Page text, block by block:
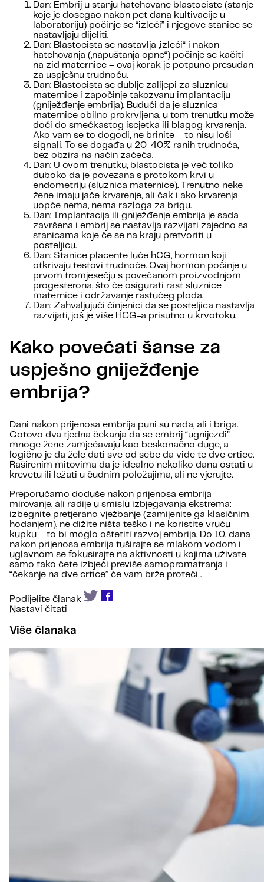
Dan: Embrij u stanju hatchovane blastociste (stanje
koje je dosegao nakon pet dana kultivacije u
laboratoriju) počinje se “izleći” i njegove stanice se
nastavljaju dijeliti.
Dan: Blastocista se nastavlja „izleći“ i nakon
hatchovanja („napuštanja opne“) počinje se kačiti
na zid maternice – ovaj korak je potpuno presudan
za uspješnu trudnoću.
Dan: Blastocista se dublje zalijepi za sluznicu
maternice i započinje takozvanu implantaciju
(gniježđenje embrija). Budući da je sluznica
maternice obilno prokrvljena, u tom trenutku može
doći do smećkastog iscjetka ili blagog krvarenja.
Ako vam se to dogodi, ne brinite – to nisu loši
signali. To se događa u 20-40% ranih trudnoća,
bez obzira na način začeća.
Dan: U ovom trenutku, blastocista je već toliko
duboko da je povezana s protokom krvi u
endometriju (sluznica maternice). Trenutno neke
žene imaju jače krvarenje, ali čak i ako krvarenja
uopće nema, nema razloga za brigu.
Dan: Implantacija ili gniježđenje embrija je sada
završena i embrij se nastavlja razvijati zajedno sa
stanicama koje će se na kraju pretvoriti u
posteljicu.
Dan: Stanice placente luče hCG, hormon koji
otkrivaju testovi trudnoće. Ovaj hormon počinje u
prvom tromjesečju s povećanom proizvodnjom
progesterona, što će osigurati rast sluznice
maternice i održavanje rastućeg ploda.
Dan: Zahvaljujući činjenici da se posteljica nastavlja
razvijati, još je više HCG-a prisutno u krvotoku.
Kako povećati šanse za
uspješno gniježđenje
embrija?
Dani nakon prijenosa embrija puni su nada, ali i briga.
Gotovo dva tjedna čekanja da se embrij “ugnijezdi”
mnoge žene zamjećavaju kao beskonačno duge, a
logično je da žele dati sve od sebe da vide te dve crtice.
Raširenim mitovima da je idealno nekoliko dana ostati u
krevetu ili ležati u čudnim položajima, ali ne vjerujte.
Preporučamo doduše nakon prijenosa embrija
mirovanje, ali radije u smislu izbjegavanja ekstrema:
izbegnite pretjerano vježbanje (zamijenite ga klasičnim
hodanjem), ne dižite ništa teško i ne koristite vruću
kupku – to bi moglo oštetiti razvoj embrija. Do 10. dana
nakon prijenosa embrija tuširajte se mlakom vodom i
uglavnom se fokusirajte na aktivnosti u kojima uživate –
samo tako ćete izbjeći previše samopromatranja i
“čekanje na dve crtice” će vam brže proteći .
Podijelite članak
Nastavi čitati
Više članaka